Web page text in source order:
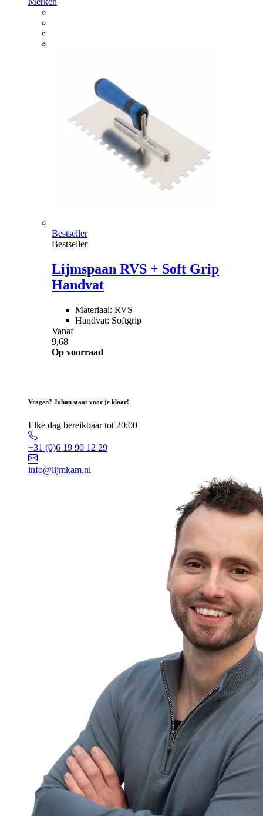
Bestseller
Bestseller
Lijmspaan RVS + Soft Grip
Handvat
Materiaal: RVS
Handvat: Softgrip
Vanaf
9,68
Op voorraad
Vragen? Johan staat voor je klaar!
Elke dag bereikbaar tot 20:00
+31 (0)6 19 90 12 29
info@lijmkam.nl